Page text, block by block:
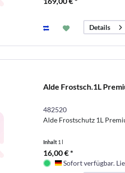
Details
Alde Frostsch.1L
482520
Alde Frostschutz 1L
Inhalt 1 l
16,00 € *
Deutschland
Sofort verfügbar.